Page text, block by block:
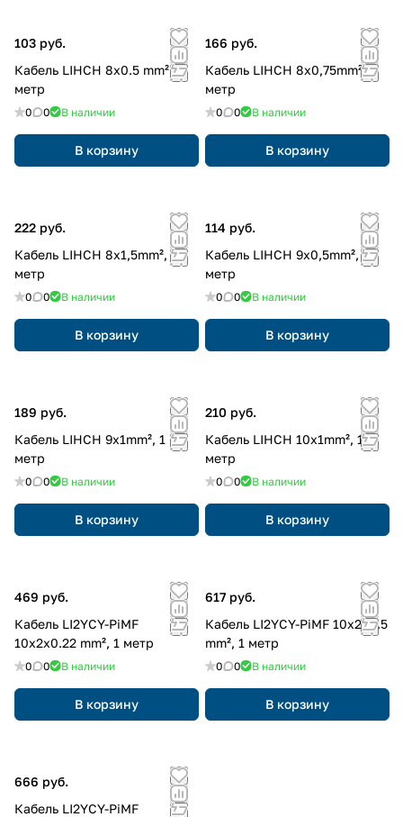
103 руб.
Кабель LIHCH 8x0.5 mm², 1
метр
0 0 В наличии
В корзину
166 руб.
Кабель LIHCH 8x0,75mm², 1
метр
0 0 В наличии
В корзину
222 руб.
Кабель LIHCH 8x1,5mm², 1
метр
0 0 В наличии
В корзину
114 руб.
Кабель LIHCH 9x0,5mm², 1
метр
0 0 В наличии
В корзину
189 руб.
Кабель LIHCH 9x1mm², 1
метр
0 0 В наличии
В корзину
210 руб.
Кабель LIHCH 10x1mm², 1
метр
0 0 В наличии
В корзину
469 руб.
Кабель LI2YCY-PiMF
10x2x0.22 mm², 1 метр
0 0 В наличии
В корзину
617 руб.
Кабель LI2YCY-PiMF 10x2x0.5
mm², 1 метр
0 0 В наличии
В корзину
666 руб.
Кабель LI2YCY-PiMF